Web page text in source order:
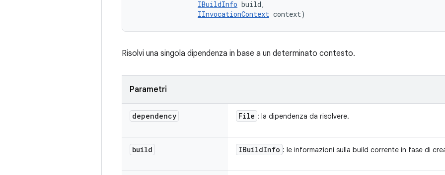
IBuildInfo build,
IInvocationContext context)
Risolvi una singola dipendenza in base a un determinato contesto.
Parametri
dependency File : la dipendenza da risolvere.
build IBuildInfo : le informazioni sulla build corrente in fase di